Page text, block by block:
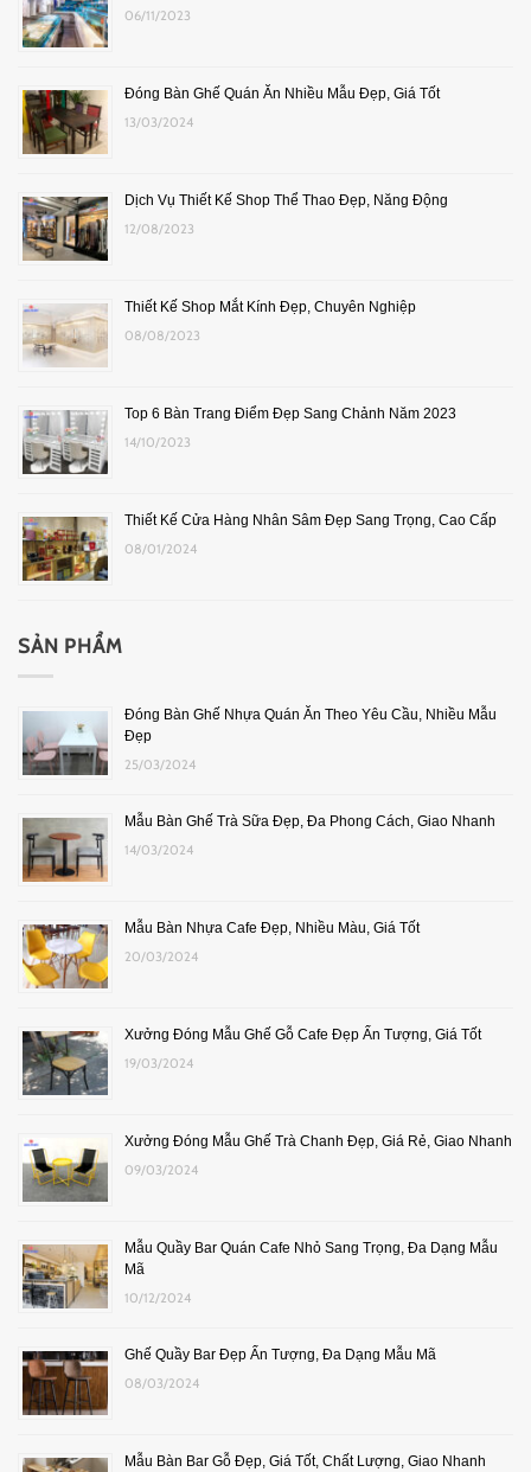
06/11/2023
Đóng Bàn Ghế Quán Ăn Nhiều Mẫu Đẹp, Giá Tốt
13/03/2024
Dịch Vụ Thiết Kế Shop Thể Thao Đẹp, Năng Động
12/08/2023
Thiết Kế Shop Mắt Kính Đẹp, Chuyên Nghiệp
08/08/2023
Top 6 Bàn Trang Điểm Đẹp Sang Chảnh Năm 2023
14/10/2023
Thiết Kế Cửa Hàng Nhân Sâm Đẹp Sang Trọng, Cao Cấp
08/01/2024
SẢN PHẨM
Đóng Bàn Ghế Nhựa Quán Ăn Theo Yêu Cầu, Nhiều Mẫu
Đẹp
25/03/2024
Mẫu Bàn Ghế Trà Sữa Đẹp, Đa Phong Cách, Giao Nhanh
14/03/2024
Mẫu Bàn Nhựa Cafe Đẹp, Nhiều Màu, Giá Tốt
20/03/2024
Xưởng Đóng Mẫu Ghế Gỗ Cafe Đẹp Ấn Tượng, Giá Tốt
19/03/2024
Xưởng Đóng Mẫu Ghế Trà Chanh Đẹp, Giá Rẻ, Giao Nhanh
09/03/2024
Mẫu Quầy Bar Quán Cafe Nhỏ Sang Trọng, Đa Dạng Mẫu
Mã
10/12/2024
Ghế Quầy Bar Đẹp Ấn Tượng, Đa Dạng Mẫu Mã
08/03/2024
Mẫu Bàn Bar Gỗ Đẹp, Giá Tốt, Chất Lượng, Giao Nhanh